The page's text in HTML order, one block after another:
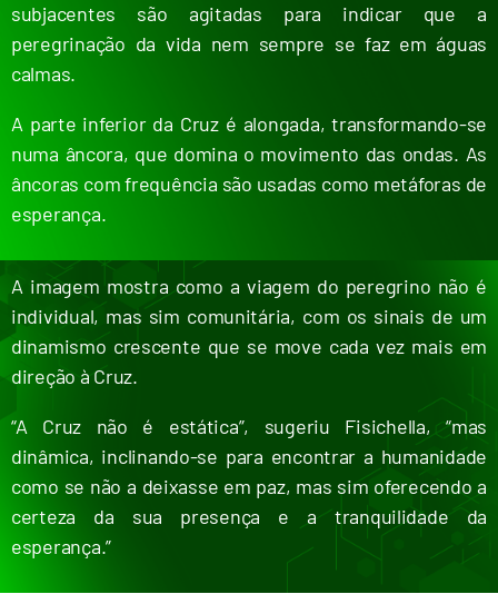
subjacentes são agitadas para indicar que a
peregrinação da vida nem sempre se faz em águas
calmas.
A parte inferior da Cruz é alongada, transformando-se
numa âncora, que domina o movimento das ondas. As
âncoras com frequência são usadas como metáforas de
esperança.
A imagem mostra como a viagem do peregrino não é
individual, mas sim comunitária, com os sinais de um
dinamismo crescente que se move cada vez mais em
direção à Cruz.
“A Cruz não é estática”, sugeriu Fisichella, “mas
dinâmica, inclinando-se para encontrar a humanidade
como se não a deixasse em paz, mas sim oferecendo a
certeza da sua presença e a tranquilidade da
esperança.”